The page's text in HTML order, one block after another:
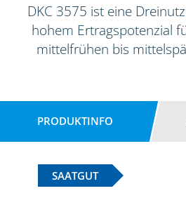
DKC 3575 ist eine
hohem Ertragspotenzial
mittelfrühen bis
PRODUKTINFO
SAATGUT